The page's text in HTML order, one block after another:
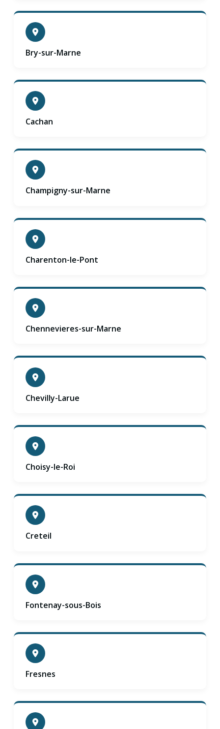
Bry-sur-Marne
Cachan
Champigny-sur-Marne
Charenton-le-Pont
Chennevieres-sur-Marne
Chevilly-Larue
Choisy-le-Roi
Creteil
Fontenay-sous-Bois
Fresnes